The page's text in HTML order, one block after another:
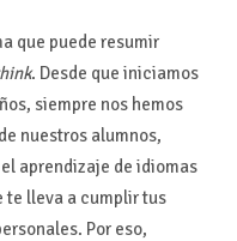
que puede resumir
. Desde que iniciamos
siempre nos hemos
nuestros alumnos,
aprendizaje de idiomas
te lleva a cumplir tus
Por eso,